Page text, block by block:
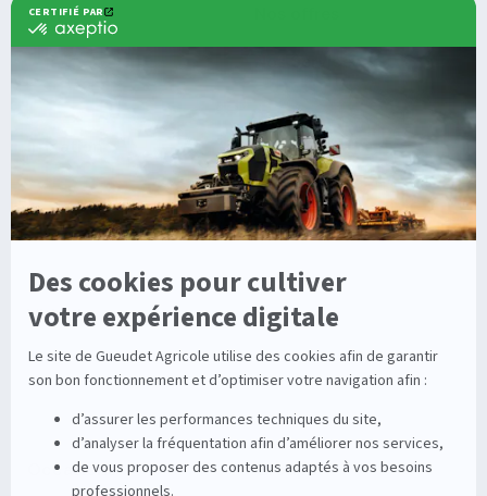
Agricole
Machines Agricoles CLAAS
Solutions multimarques
Enrouleurs
Stations
Viticole
Entretien de la vigne
Nos Services
Entretien
Dépannage
Nouvelles technologies
Pièces détachées
Occasions Groupe